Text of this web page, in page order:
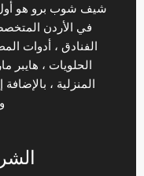
شيف شوب برو هو أول
في الأردن
الفنادق ، أدوات
الحلويات ، هايبر
المنزلية ،